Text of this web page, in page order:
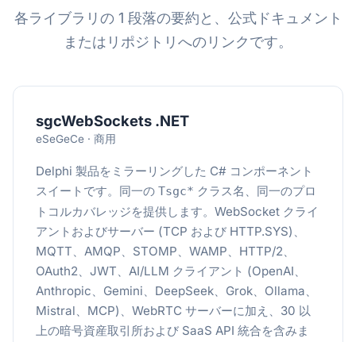
各ライブラリの 1 段落の要約と、公式ドキュメント
またはリポジトリへのリンクです。
sgcWebSockets .NET
eSeGeCe · 商用
Delphi 製品をミラーリングした C# コンポーネント
スイートです。同一の Tsgc* クラス名、同一のプロ
トコルカバレッジを提供します。WebSocket クライ
アントおよびサーバー (TCP および HTTP.SYS)、
MQTT、AMQP、STOMP、WAMP、HTTP/2、
OAuth2、JWT、AI/LLM クライアント (OpenAI、
Anthropic、Gemini、DeepSeek、Grok、Ollama、
Mistral、MCP)、WebRTC サーバーに加え、30 以
上の暗号資産取引所および SaaS API 統合を含みま